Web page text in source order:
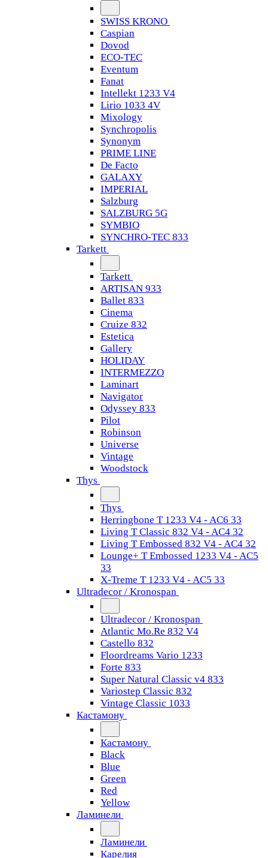
SWISS KRONO
Caspian
Dovod
ECO-TEC
Eventum
Fanat
Intellekt 1233 V4
Lirio 1033 4V
Mixology
Synchropolis
Synonym
PRIME LINE
De Facto
GALAXY
IMPERIAL
Salzburg
SALZBURG 5G
SYMBIO
SYNCHRO-TEC 833
Tarkett
Tarkett
ARTISAN 933
Ballet 833
Cinema
Cruize 832
Estetica
Gallery
HOLIDAY
INTERMEZZO
Laminart
Navigator
Odyssey 833
Pilot
Robinson
Universe
Vintage
Woodstock
Thys
Thys
Herringbone T 1233 V4 - AC6 33
Living T Classic 832 V4 - AC4 32
Living T Embossed 832 V4 - AC4 32
Lounge+ T Embossed 1233 V4 - AC5
33
X-Treme T 1233 V4 - AC5 33
Ultradecor / Kronospan
Ultradecor / Kronospan
Atlantic Mo.Re 832 V4
Castello 832
Floordreams Vario 1233
Forte 833
Super Natural Classic v4 833
Variostep Classic 832
Vintage Classic 1033
Кастамону
Кастамону
Black
Blue
Green
Red
Yellow
Ламинели
Ламинели
Карелия